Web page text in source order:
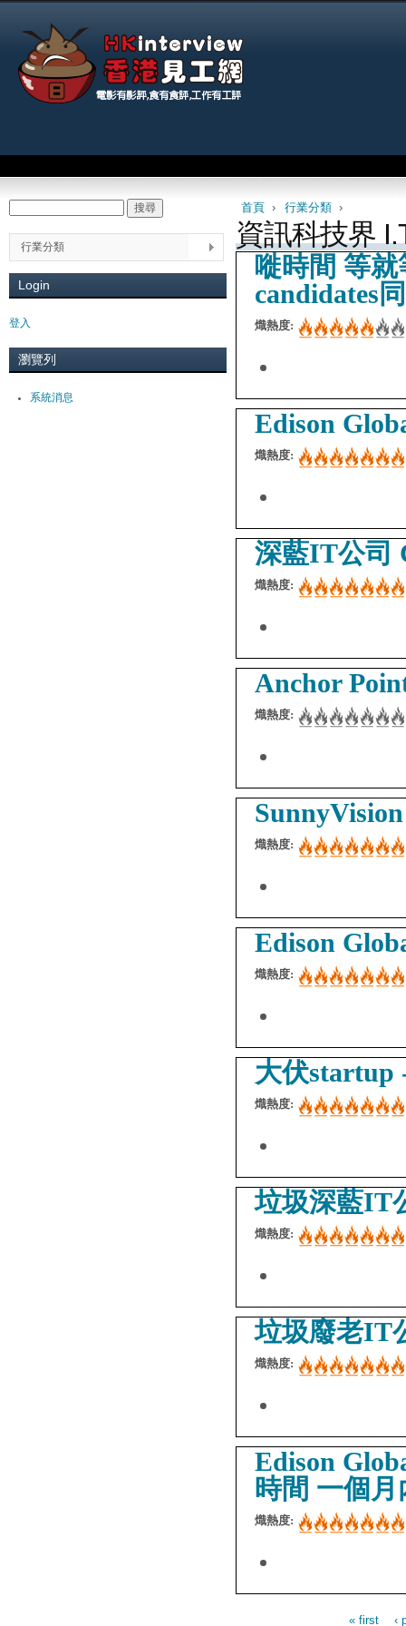
You are here
首頁› 行業分類›
資訊科技界
嘥時間 等
candidates
熾熱度:
Edison
熾熱度:
深藍IT公司
熾熱度:
Anchor
熾熱度:
SunnyVision
熾熱度:
Edison
熾熱度:
大伏startup
熾熱度:
垃圾深藍IT
熾熱度:
垃圾廢老IT
熾熱度:
Edison
時間 一個
熾熱度:
« first ‹
行業分類
Login
登入
瀏覽列
系統消息